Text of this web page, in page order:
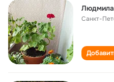
Людмила
Санкт-